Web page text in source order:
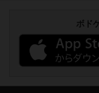
ボド